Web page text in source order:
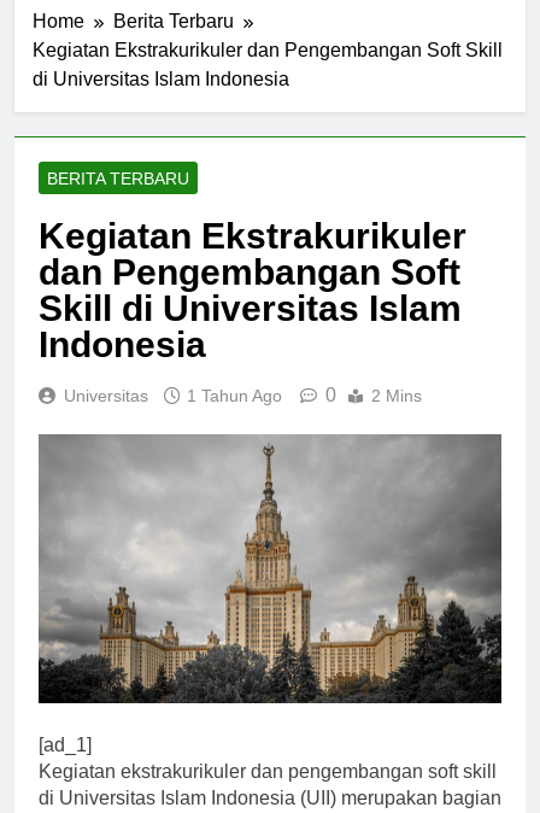
Home
Berita Terbaru
Kegiatan Ekstrakurikuler dan Pengembangan Soft Skill
di Universitas Islam Indonesia
BERITA TERBARU
Kegiatan Ekstrakurikuler
dan Pengembangan Soft
Skill di Universitas Islam
Indonesia
Universitas 1 Tahun Ago 0 2 Mins
[ad_1]
Kegiatan ekstrakurikuler dan pengembangan soft skill
di Universitas Islam Indonesia (UII) merupakan bagian